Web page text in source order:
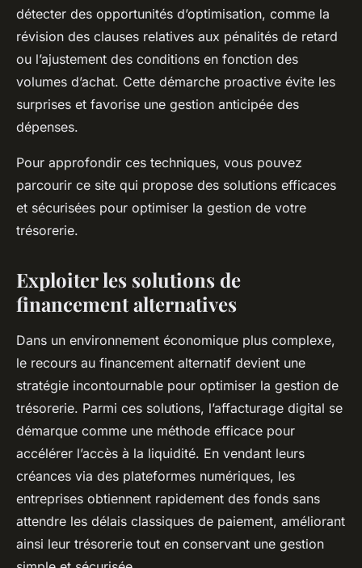
détecter des opportunités d’optimisation, comme la
révision des clauses relatives aux pénalités de retard
ou l’ajustement des conditions en fonction des
volumes d’achat. Cette démarche proactive évite les
surprises et favorise une gestion anticipée des
dépenses.
Pour approfondir ces techniques, vous pouvez
parcourir ce site qui propose des solutions efficaces
et sécurisées pour optimiser la gestion de votre
trésorerie.
Exploiter les solutions de
financement alternatives
Dans un environnement économique plus complexe,
le recours au financement alternatif devient une
stratégie incontournable pour optimiser la gestion de
trésorerie. Parmi ces solutions, l’affacturage digital se
démarque comme une méthode efficace pour
accélérer l’accès à la liquidité. En vendant leurs
créances via des plateformes numériques, les
entreprises obtiennent rapidement des fonds sans
attendre les délais classiques de paiement, améliorant
ainsi leur trésorerie tout en conservant une gestion